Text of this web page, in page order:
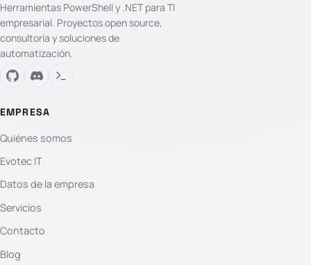
Herramientas PowerShell y .NET para TI
empresarial. Proyectos open source,
consultoría y soluciones de
automatización.
EMPRESA
Quiénes somos
Evotec IT
Datos de la empresa
Servicios
Contacto
Blog